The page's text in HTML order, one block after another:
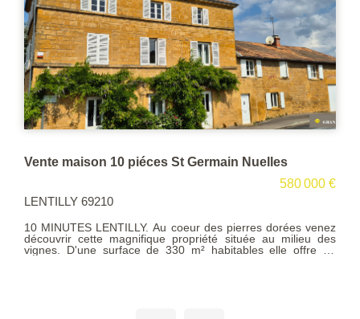
Vente maison 10 piéces St Germain Nuelles
580 000 €
LENTILLY 69210
10 MINUTES LENTILLY. Au coeur des pierres dorées venez
découvrir cette magnifique propriété située au milieu des
vignes. D'une surface de 330 m² habitables elle offre de